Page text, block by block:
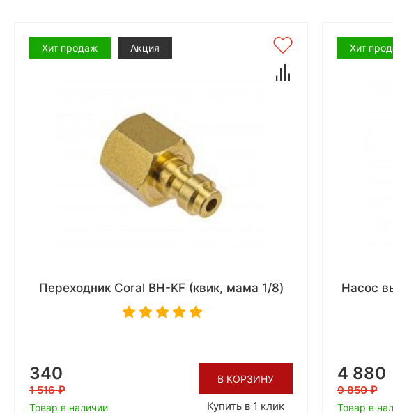
Хит продаж Акция
Переходник Coral BH-KF (квик, мама 1/8)
340
1 516
Товар в наличии
В КОРЗИНУ
Купить в 1 клик
Хит
Насос
4 880
9 850
Товар в